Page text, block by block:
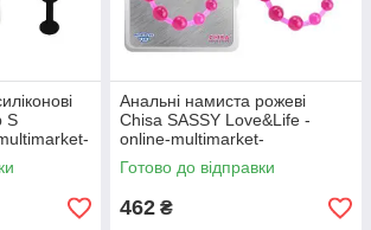
S
Анальні намиста рожеві
Chisa SASSY Love&Life -
online-multimarket-
Готово до відправки
462 ₴